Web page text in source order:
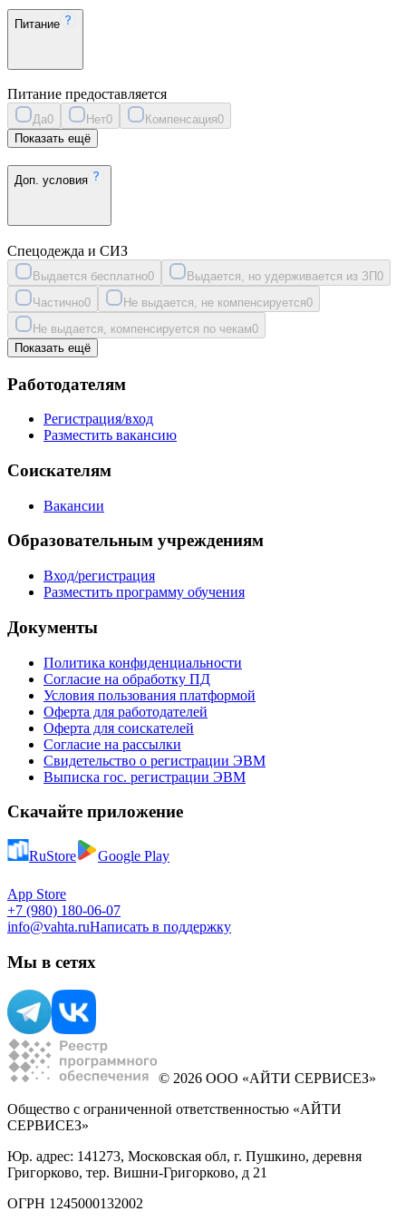
Питание
Питание предоставляется
Да0 Нет0 Компенсация0
Показать ещё
Доп. условия
Спецодежда и СИЗ
Выдается бесплатно0 Выдается, но удерживается из ЗП0
Частично0 Не выдается, не компенсируется0
Не выдается, компенсируется по чекам0
Показать ещё
Работодателям
Регистрация/вход
Разместить вакансию
Соискателям
Вакансии
Образовательным учреждениям
Вход/регистрация
Разместить программу обучения
Документы
Политика конфиденциальности
Согласие на обработку ПД
Условия пользования платформой
Оферта для работодателей
Оферта для соискателей
Согласие на рассылки
Свидетельство о регистрации ЭВМ
Выписка гос. регистрации ЭВМ
Скачайте приложение
RuStore Google Play
App Store
+7 (980) 180-06-07
info@vahta.ruНаписать в поддержку
Мы в сетях
© 2026 ООО «АЙТИ СЕРВИСЕЗ»
Общество с ограниченной ответственностью «АЙТИ
СЕРВИСЕЗ»
Юр. адрес: 141273, Московская обл, г. Пушкино, деревня
Григорково, тер. Вишни-Григорково, д 21
ОГРН 1245000132002